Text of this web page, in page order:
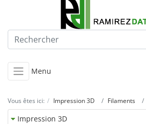
Menu
Vous êtes ici: Impression 3D Filaments
Impression 3D